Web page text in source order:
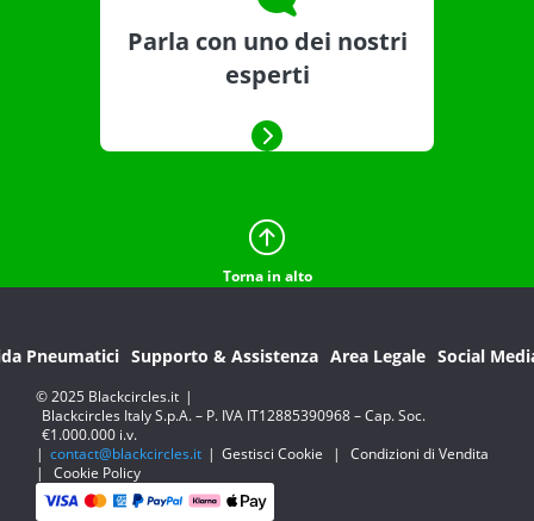
Parla con uno dei nostri
esperti
Torna in alto
Pneumatici Supporto & Assistenza Area Legale Social
© 2025 Blackcircles.it |
Blackcircles Italy S.p.A. – P. IVA IT12885390968 – Cap. Soc.
€1.000.000 i.v.
| contact@blackcircles.it | Gestisci Cookie |
Condizioni di Vendita
|
Cookie Policy